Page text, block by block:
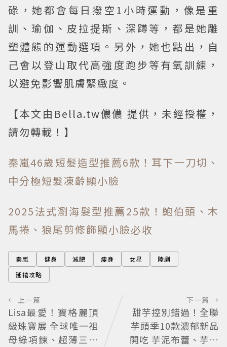
碌，她都會每日撥空1小時運動，像是重
訓、瑜伽、皮拉提斯、深蹲等，都是她雕
塑體態的運動選項。另外，她也點出，自
己會以登山取代高強度跑步等有氧訓練，
以避免影響肌膚緊緻度。
【本文由Bella.tw儂儂 提供，未經授權，
請勿轉載！】
秦嵐46歲短髮造型推薦6款！耳下一刀切、
中分極短髮凍齡顯小臉
2025法式瀏海髮型推薦25款！鮑伯頭、木
馬捲、狼尾剪修飾顯小臉必收
秦嵐 健身 減肥 瘦身 女星
陸劇
延禧攻略
← 上一篇
Lisa最愛！寶格麗頂
級珠寶展 全球唯一祖
母綠項鍊、超薄三問
下一篇 →
甜芋控別錯過！全聯
芋頭季10款濃郁新品
開吃 芋泥布蕾、芋頭